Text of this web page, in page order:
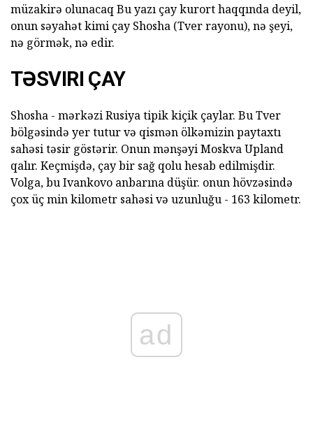
müzakirə olunacaq Bu yazı çay kurort haqqında deyil,
onun səyahət kimi çay Shosha (Tver rayonu), nə şeyi,
nə görmək, nə edir.
TƏSVIRI ÇAY
Shosha - mərkəzi Rusiya tipik kiçik çaylar. Bu Tver
bölgəsində yer tutur və qismən ölkəmizin paytaxtı
sahəsi təsir göstərir. Onun mənşəyi Moskva Upland
qalır. Keçmişdə, çay bir sağ qolu hesab edilmişdir.
Volga, bu Ivankovo anbarına düşür. onun hövzəsində
çox üç min kilometr sahəsi və uzunluğu - 163 kilometr.
ad